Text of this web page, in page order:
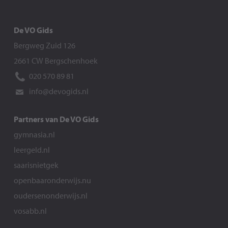
De VO Gids
Bergweg Zuid 126
2661 CW Bergschenhoek
020 570 89 81
info@devogids.nl
Partners van De VO Gids
gymnasia.nl
leergeld.nl
saarisnietgek
openbaaronderwijs.nu
oudersenonderwijs.nl
vosabb.nl